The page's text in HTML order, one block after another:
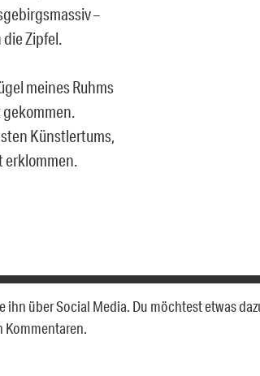
–
die Zipfel.
meines Ruhms
Künstlertums,
erklommen.
ihn über Social Media. Du möchtest etwas
Kommentaren.